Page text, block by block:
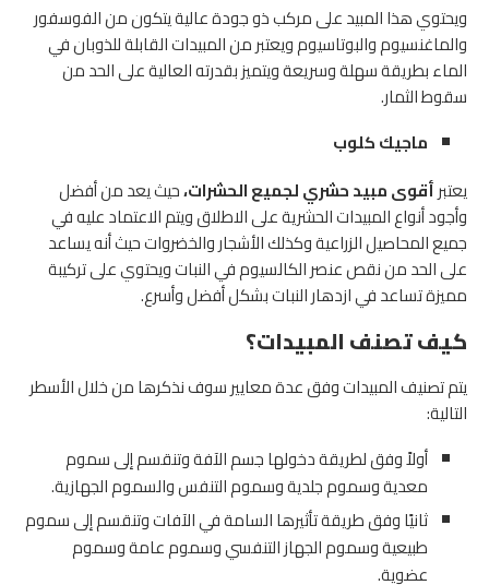
ويحتوي هذا المبيد على مركب ذو جودة عالية يتكون من الفوسفور
والماغنسيوم والبوتاسيوم ويعتبر من المبيدات القابلة للذوبان في
الماء بطريقة سهلة وسريعة ويتميز بقدرته العالية على الحد من
سقوط الثمار.
ماجيك كلوب
يعتبرأقوى مبيد حشري لجميع الحشرات،حيث يعد من أفضل
وأجود أنواع المبيدات الحشرية على الاطلاق ويتم الاعتماد عليه في
جميع المحاصيل الزراعية وكذلك الأشجار والخضروات حيث أنه يساعد
على الحد من نقص عنصر الكالسيوم في النبات ويحتوي على تركيبة
مميزة تساعد في ازدهار النبات بشكل أفضل وأسرع.
كيف تصنف المبيدات؟
يتم تصنيف المبيدات وفق عدة معايير سوف نذكرها من خلال الأسطر
التالية:
أولاً وفق لطريقة دخولها جسم الآفة وتنقسم إلى سموم
معدية وسموم جلدية وسموم التنفس والسموم الجهازية.
ثانيًا وفق طريقة تأثيرها السامة في الآفات وتنقسم إلى سموم
طبيعية وسموم الجهاز التنفسي وسموم عامة وسموم
عضوية.